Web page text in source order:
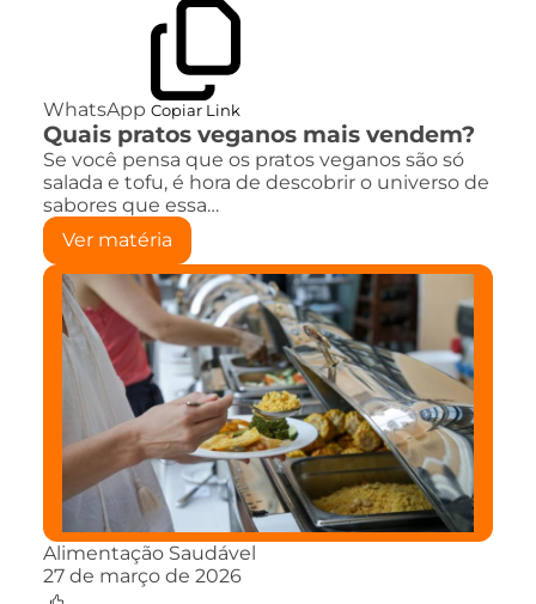
WhatsApp Copiar Link
Quais pratos veganos mais vendem?
Se você pensa que os pratos veganos são só
salada e tofu, é hora de descobrir o universo de
sabores que essa…
Ver matéria
Alimentação Saudável
27 de março de 2026